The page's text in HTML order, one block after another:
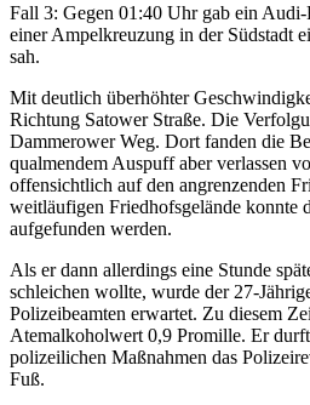
Fall 3: Gegen 01:40 Uhr gab ein Audi-
einer Ampelkreuzung in der Südstadt
sah.
Mit deutlich überhöhter
Richtung Satower Straße. Die
Dammerower Weg. Dort fanden die
qualmendem Auspuff aber verlassen
offensichtlich auf den angrenzenden
weitläufigen Friedhofsgelände konnte
aufgefunden werden.
Als er dann allerdings eine Stunde
schleichen wollte, wurde der 27-
Polizeibeamten erwartet. Zu diesem
Atemalkoholwert 0,9 Promille. Er
polizeilichen Maßnahmen das
Fuß.